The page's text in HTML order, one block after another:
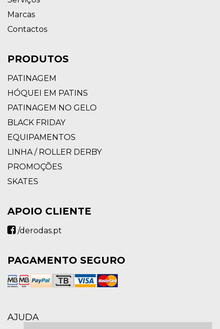
Marcas
Contactos
PRODUTOS
PATINAGEM
HÓQUEI EM PATINS
PATINAGEM NO GELO
BLACK FRIDAY
EQUIPAMENTOS
LINHA / ROLLER DERBY
PROMOÇÕES
SKATES
APOIO CLIENTE
/derodas.pt
PAGAMENTO SEGURO
AJUDA